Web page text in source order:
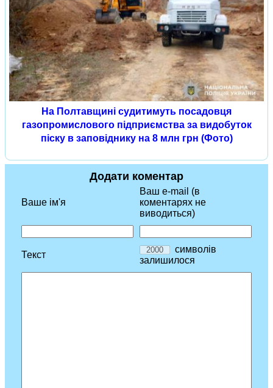
На Полтавщині судитимуть посадовця
газопромислового підприємства за видобуток
піску в заповіднику на 8 млн грн (Фото)
Додати коментар
Ваше ім'я
Ваш e-mail (в
коментарях не
виводиться)
Текст
символів
залишилося